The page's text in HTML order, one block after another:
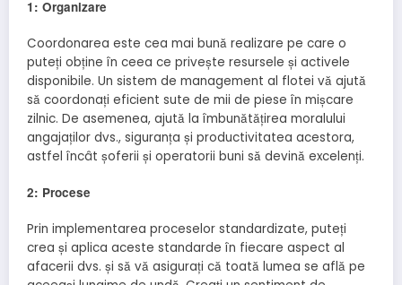
1: Organizare
Coordonarea este cea mai bună realizare pe care o
puteți obține în ceea ce privește resursele și activele
disponibile. Un sistem de management al flotei vă ajută
să coordonați eficient sute de mii de piese în mișcare
zilnic. De asemenea, ajută la îmbunătățirea moralului
angajaților dvs., siguranța și productivitatea acestora,
astfel încât șoferii și operatorii buni să devină excelenți.
2: Procese
Prin implementarea proceselor standardizate, puteți
crea și aplica aceste standarde în fiecare aspect al
afacerii dvs. și să vă asigurați că toată lumea se află pe